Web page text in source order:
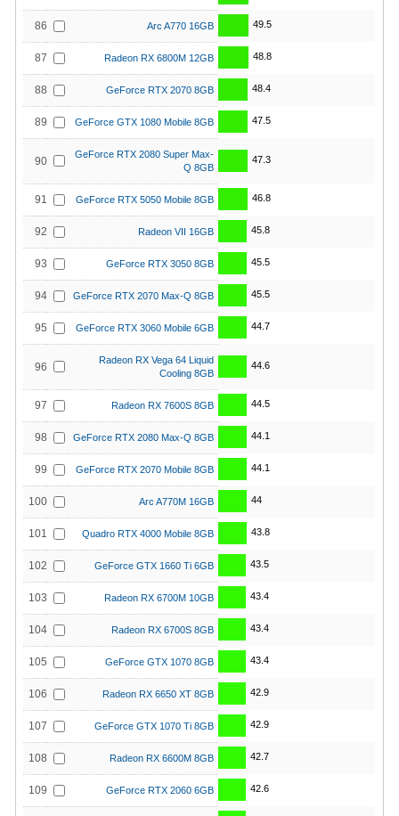
86 Arc A770 16GB 49.5
87 Radeon RX 6800M 12GB 48.8
88 GeForce RTX 2070 8GB 48.4
89 GeForce GTX 1080 Mobile 8GB 47.5
90
GeForce RTX 2080 Super Max-
Q 8GB
47.3
91 GeForce RTX 5050 Mobile 8GB 46.8
92 Radeon VII 16GB 45.8
93 GeForce RTX 3050 8GB 45.5
94 GeForce RTX 2070 Max-Q 8GB 45.5
95 GeForce RTX 3060 Mobile 6GB 44.7
96
Radeon RX Vega 64 Liquid
Cooling 8GB
44.6
97 Radeon RX 7600S 8GB 44.5
98 GeForce RTX 2080 Max-Q 8GB 44.1
99 GeForce RTX 2070 Mobile 8GB 44.1
100 Arc A770M 16GB 44
101 Quadro RTX 4000 Mobile 8GB 43.8
102 GeForce GTX 1660 Ti 6GB 43.5
103 Radeon RX 6700M 10GB 43.4
104 Radeon RX 6700S 8GB 43.4
105 GeForce GTX 1070 8GB 43.4
106 Radeon RX 6650 XT 8GB 42.9
107 GeForce GTX 1070 Ti 8GB 42.9
108 Radeon RX 6600M 8GB 42.7
109 GeForce RTX 2060 6GB 42.6